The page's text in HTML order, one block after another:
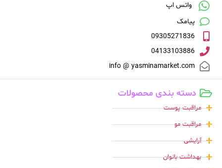
واتس اپ
پیامک
09305271836
04133103886
info @ yasminamarket.com
دسته بندی محصولات
مراقبت پوست
مراقبت مو
آرایشی
بهداشت بانوان